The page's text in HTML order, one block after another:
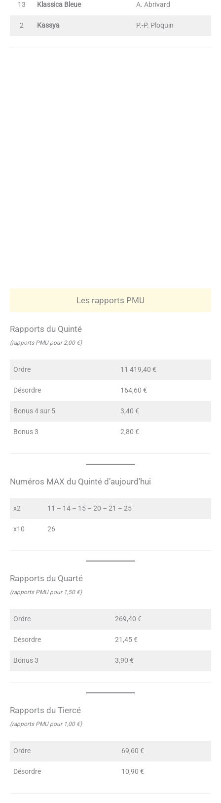
13 Klassica Bleue A. Abrivard
2 Kassya P.-P. Ploquin
Les rapports PMU
Rapports du Quinté
(rapports PMU pour 2,00 €)
Ordre 11 419,40 €
Désordre 164,60 €
Bonus 4 sur 5 3,40 €
Bonus 3 2,80 €
Numéros MAX du Quinté d’aujourd’hui
x2 11 – 14 – 15 – 20 – 21 – 25
x10 26
Rapports du Quarté
(rapports PMU pour 1,50 €)
Ordre 269,40 €
Désordre 21,45 €
Bonus 3 3,90 €
Rapports du Tiercé
(rapports PMU pour 1,00 €)
Ordre 69,60 €
Désordre 10,90 €